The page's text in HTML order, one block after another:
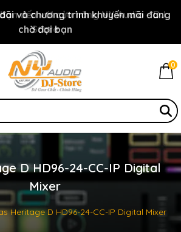
đến với cửa hàng NY Audio - DJ
Store
và chương trình khuyến mãi đang
chờ đợi bạn
0
D HD96-24-CC-IP Digital
Mixer
Heritage D HD96-24-CC-IP Digital Mixer